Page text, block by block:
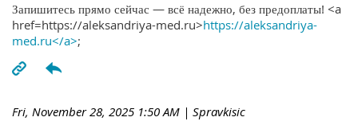
Запишитесь прямо сейчас — всё надежно, без предоплаты! <a
href=https://aleksandriya-med.ru>https://aleksandriya-
med.ru</a>;
Fri, November 28, 2025 1:50 AM | Spravkisic